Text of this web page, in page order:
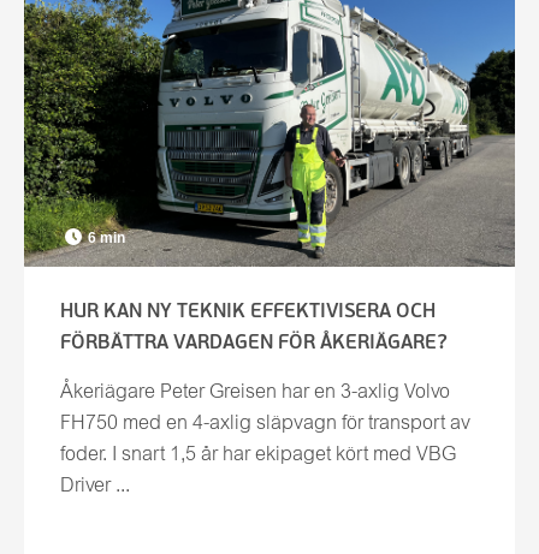
6 min
HUR KAN NY TEKNIK EFFEKTIVISERA OCH
FÖRBÄTTRA VARDAGEN FÖR ÅKERIÄGARE?
Åkeriägare Peter Greisen har en 3-axlig Volvo
FH750 med en 4-axlig släpvagn för transport av
foder. I snart 1,5 år har ekipaget kört med VBG
Driver ...